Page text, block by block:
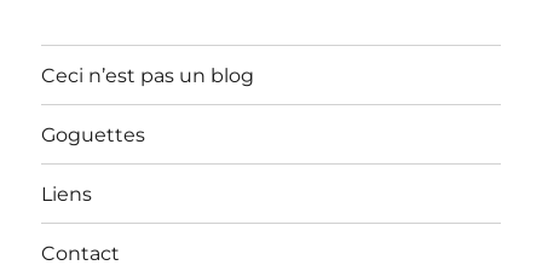
Ceci n’est pas un blog
Goguettes
Liens
Contact